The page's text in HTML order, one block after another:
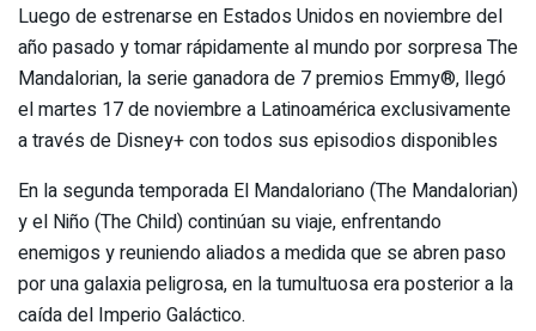
Luego de estrenarse en Estados Unidos en noviembre del
año pasado y tomar rápidamente al mundo por sorpresa The
Mandalorian, la serie ganadora de 7 premios Emmy®, llegó
el martes 17 de noviembre a Latinoamérica exclusivamente
a través de Disney+ con todos sus episodios disponibles
En la segunda temporada El Mandaloriano (The Mandalorian)
y el Niño (The Child) continúan su viaje, enfrentando
enemigos y reuniendo aliados a medida que se abren paso
por una galaxia peligrosa, en la tumultuosa era posterior a la
caída del Imperio Galáctico.